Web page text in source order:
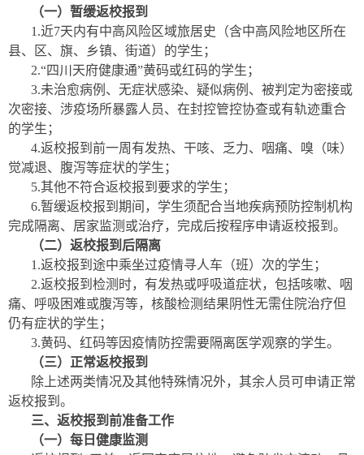
（一）暂缓返校报到
1.近7天内有中高风险区域旅居史（含中高风险地区所在
县、区、旗、乡镇、街道）的学生；
2.“四川天府健康通”黄码或红码的学生；
3.未治愈病例、无症状感染、疑似病例、被判定为密接或
次密接、涉疫场所暴露人员、在封控管控协查或有轨迹重合
的学生；
4.返校报到前一周有发热、干咳、乏力、咽痛、嗅（味）
觉减退、腹泻等症状的学生；
5.其他不符合返校报到要求的学生；
6.暂缓返校报到期间，学生须配合当地疾病预防控制机构
完成隔离、居家监测或治疗，完成后按程序申请返校报到。
（二）返校报到 后隔离
1.返校报到途中乘坐过疫情寻人车（班）次的学生；
2.返校报到检测时，有发热或呼吸道症状，包括咳嗽、咽
痛、呼吸困难或腹泻等，核酸检测结果阴性无需住院治疗但
仍有症状的学生；
3.黄码、红码等因疫情防控需要隔离医学观察的学生。
（三）正常返校报到
除上述两类情况及其他特殊情况外，其余人员可申请正常
返校报到。
三、返校报到前准备工作
（一）每日健康监测